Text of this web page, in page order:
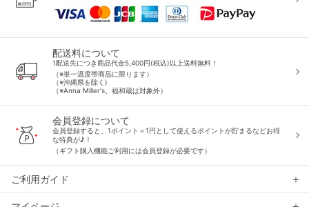
配送料について
1配送先につき商品代金5,400円(税込)以上送料無料！
（※単一温度帯商品に限ります）
（※沖縄県を除く)
（※Anna Miller's、福和蔵は対象外）
会員登録について
会員登録すると、1ポイント＝1円として使えるポイントが貯まるなどお得
な特典が♪！
（ギフト購入機能ご利用には会員登録が必要です）
ご利用ガイド